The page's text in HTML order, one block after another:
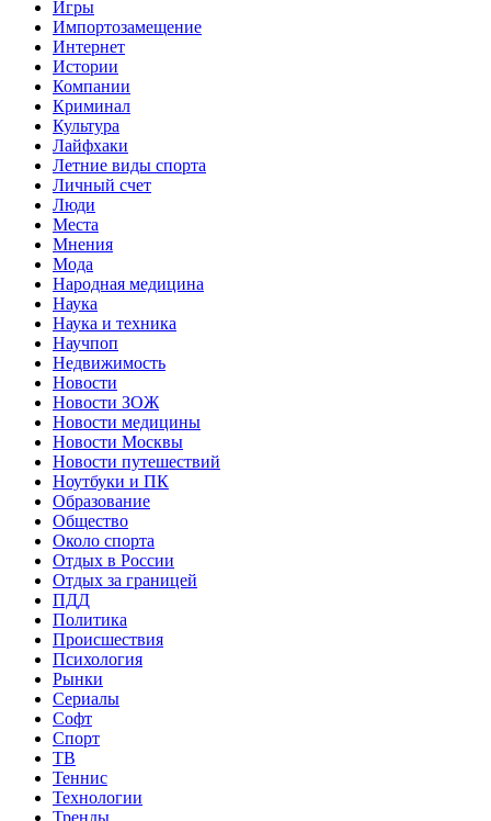
Игры
Импортозамещение
Интернет
Истории
Компании
Криминал
Культура
Лайфхаки
Летние виды спорта
Личный счет
Люди
Места
Мнения
Мода
Народная медицина
Наука
Наука и техника
Научпоп
Недвижимость
Новости
Новости ЗОЖ
Новости медицины
Новости Москвы
Новости путешествий
Ноутбуки и ПК
Образование
Общество
Около спорта
Отдых в России
Отдых за границей
ПДД
Политика
Происшествия
Психология
Рынки
Сериалы
Софт
Спорт
ТВ
Теннис
Технологии
Тренды